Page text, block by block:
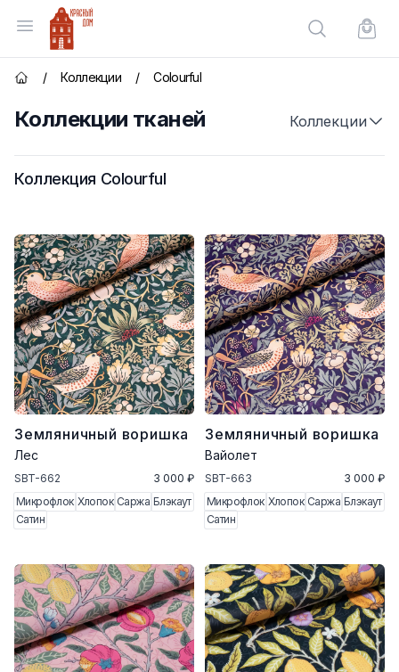
Открыть меню
Красный Дом
Поиск по
Главная страница
/ Коллекции / Colourful
Коллекции тканей Коллекции
Коллекция Colourful
Земляничный воришка
Лес
SBT-662
3 000 ₽
Микрофлок Хлопок Саржа Блэкаут
Сатин
Земляничный воришка
Вайолет
SBT-663
3 000 ₽
Микрофлок Хлопок Саржа Блэкаут
Сатин